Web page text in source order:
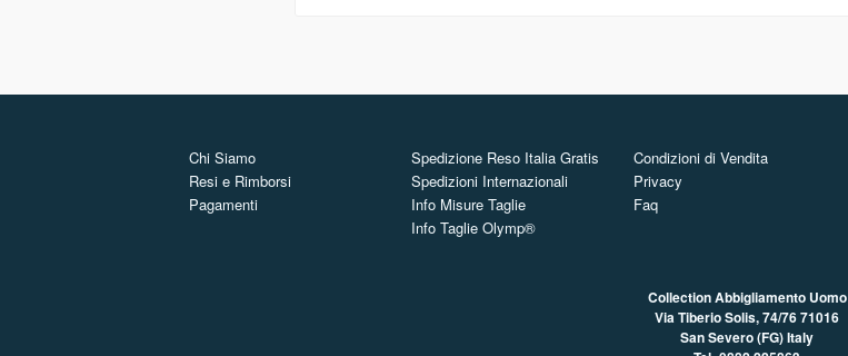
Chi Siamo
Resi e Rimborsi
Pagamenti
Spedizione Reso Italia Gratis
Spedizioni Internazionali
Info Misure Taglie
Info Taglie Olymp®
Condizioni di Vendita
Privacy
Faq
Collection Abbigliamento Uomo
Via Tiberio Solis, 74/7671016
San Severo (FG) Italy